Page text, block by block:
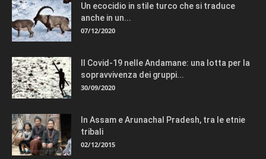
Un ecocidio in stile turco che si traduce
anche in un...
07/12/2020
Il Covid-19 nelle Andamane: una lotta per la
sopravvivenza dei gruppi...
30/09/2020
In Assam e Arunachal Pradesh, tra le etnie
tribali
02/12/2015